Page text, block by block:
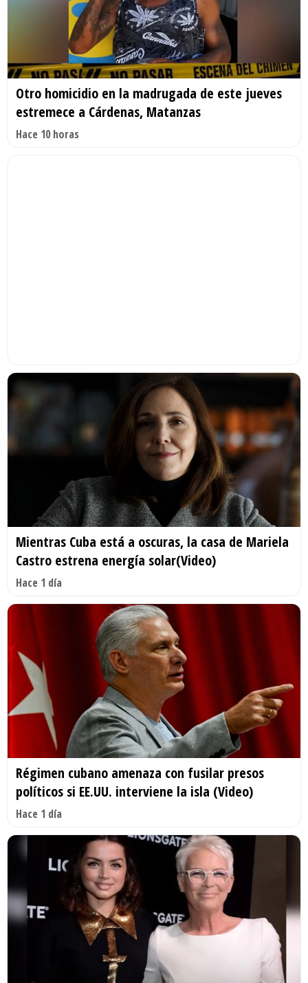
Otro homicidio en la madrugada de este jueves
estremece a Cárdenas, Matanzas
Hace 10 horas
Mientras Cuba está a oscuras, la casa de Mariela
Castro estrena energía solar(Video)
Hace 1 día
Régimen cubano amenaza con fusilar presos
políticos si EE.UU. interviene la isla (Video)
Hace 1 día